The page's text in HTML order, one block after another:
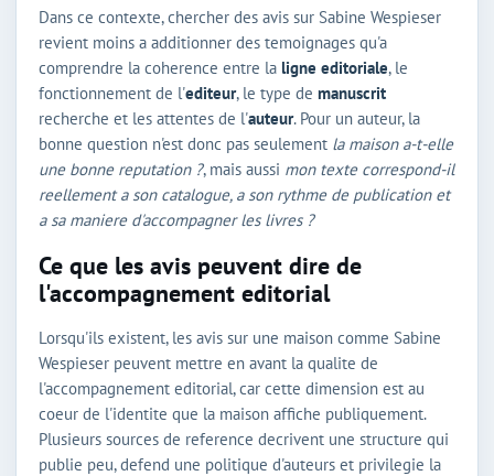
Dans ce contexte, chercher des avis sur Sabine Wespieser
revient moins a additionner des temoignages qu'a
comprendre la coherence entre la ligne editoriale, le
fonctionnement de l'editeur, le type de manuscrit
recherche et les attentes de l'auteur. Pour un auteur, la
bonne question n'est donc pas seulement la maison a-t-elle
une bonne reputation ?, mais aussi mon texte correspond-il
reellement a son catalogue, a son rythme de publication et
a sa maniere d'accompagner les livres ?
Ce que les avis peuvent dire de
l'accompagnement editorial
Lorsqu'ils existent, les avis sur une maison comme Sabine
Wespieser peuvent mettre en avant la qualite de
l'accompagnement editorial, car cette dimension est au
coeur de l'identite que la maison affiche publiquement.
Plusieurs sources de reference decrivent une structure qui
publie peu, defend une politique d'auteurs et privilegie la